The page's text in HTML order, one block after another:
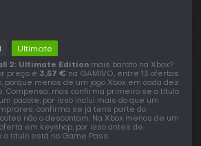
Ultimate
2: Ultimate Edition mais barato na Xbox?
preço é 3,57 € na GAMIVO, entre 13 ofertas
porque menos de um jogo Xbox em cada dez
Compensa, mas confirma primeiro se o título
pacote, por isso inclui mais do que um
confirma se já tens parte do
não o descontam. Na Xbox menos de um
em keyshop, por isso antes de
título está no Game Pass.